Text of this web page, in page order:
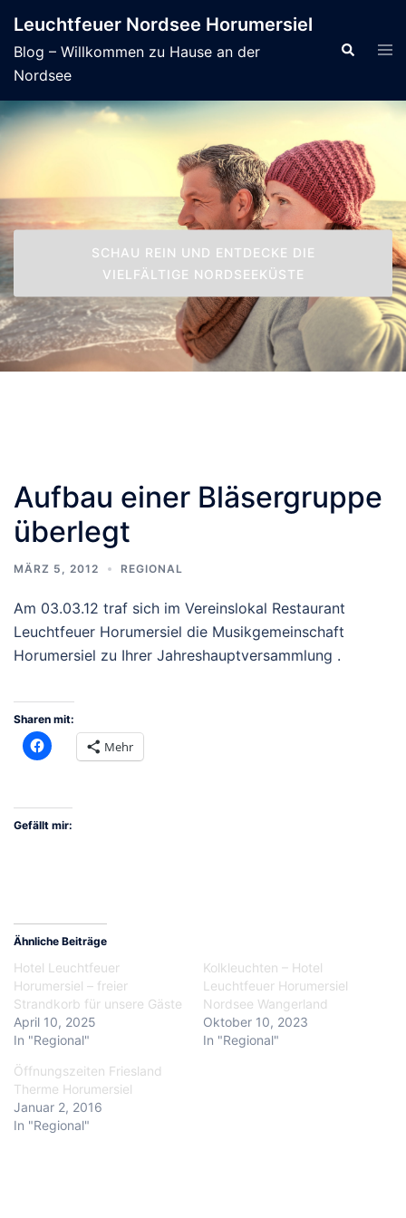
content
Leuchtfeuer Nordsee Horumersiel
Blog – Willkommen zu Hause an der
Nordsee
Search
SCHAU REIN UND ENTDECKE DIE
VIELFÄLTIGE NORDSEEKÜSTE
Aufbau einer Bläsergruppe
überlegt
MÄRZ 5, 2012 REGIONAL
Am 03.03.12 traf sich im Vereinslokal Restaurant
Leuchtfeuer Horumersiel die Musikgemeinschaft
Horumersiel zu Ihrer Jahreshauptversammlung .
Sharen mit:
Mehr
Gefällt mir:
Ähnliche Beiträge
Hotel Leuchtfeuer
Horumersiel – freier
Strandkorb für unsere Gäste
April 10, 2025
In "Regional"
Kolkleuchten – Hotel
Leuchtfeuer Horumersiel
Nordsee Wangerland
Oktober 10, 2023
In "Regional"
Öffnungszeiten Friesland
Therme Horumersiel
Januar 2, 2016
In "Regional"